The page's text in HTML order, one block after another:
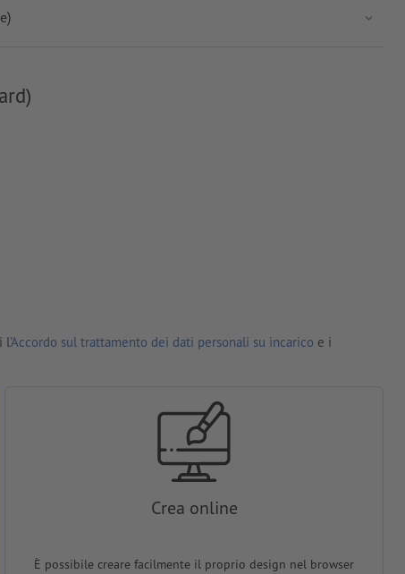
l'Accordo sul trattamento dei dati personali su incarico e i
Crea online
È possibile creare facilmente il proprio design nel browser